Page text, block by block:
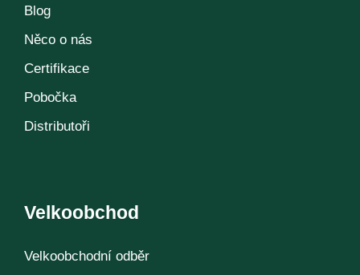
Blog
Něco o nás
Certifikace
Pobočka
Distributoři
Velkoobchod
Velkoobchodní odběr